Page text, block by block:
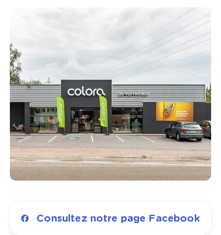
Consultez notre page Facebook